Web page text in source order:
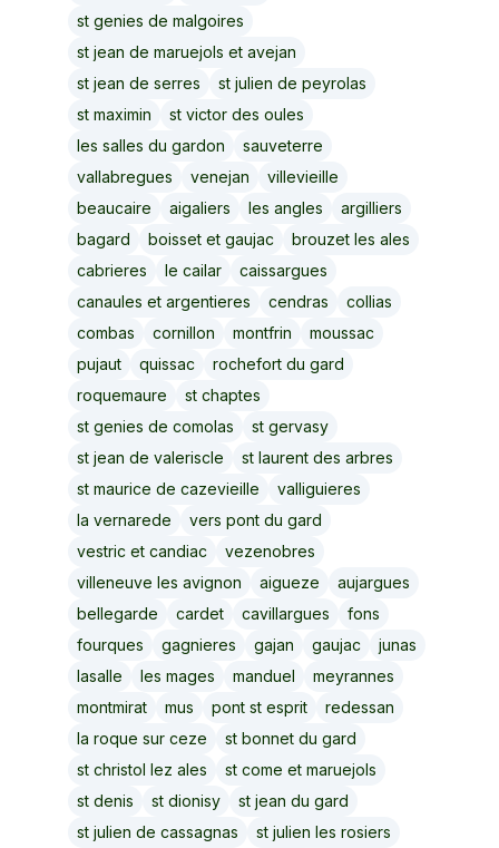
st genies de malgoires
st jean de maruejols et avejan
st jean de serres
st julien de peyrolas
st maximin
st victor des oules
les salles du gardon
sauveterre
vallabregues
venejan
villevieille
beaucaire
aigaliers les angles
argilliers
bagard
boisset et gaujac
brouzet les ales
cabrieres
le cailar
caissargues
canaules et argentieres
cendras
collias
combas
cornillon montfrin
moussac
pujaut
quissac
rochefort du gard
roquemaure
st chaptes
st genies de comolas
st gervasy
st jean de valeriscle
st laurent des arbres
st maurice de cazevieille
valliguieres
la vernarede
vers pont du gard
vestric et candiac
vezenobres
villeneuve les avignon
aigueze
aujargues
bellegarde
cardet cavillargues
fons
fourques
gagnieres gajan gaujac
junas
lasalle
les mages manduel
meyrannes
montmirat
mus pont st esprit
redessan
la roque sur ceze
st bonnet du gard
st christol lez ales
st come et maruejols
st denis
st dionisy
st jean du gard
st julien de cassagnas
st julien les rosiers